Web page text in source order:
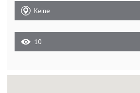
Keine
10